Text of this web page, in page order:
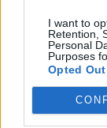
I want to
Retention,
Personal
Purposes
Opted Out
valójában
átláthatóbbá